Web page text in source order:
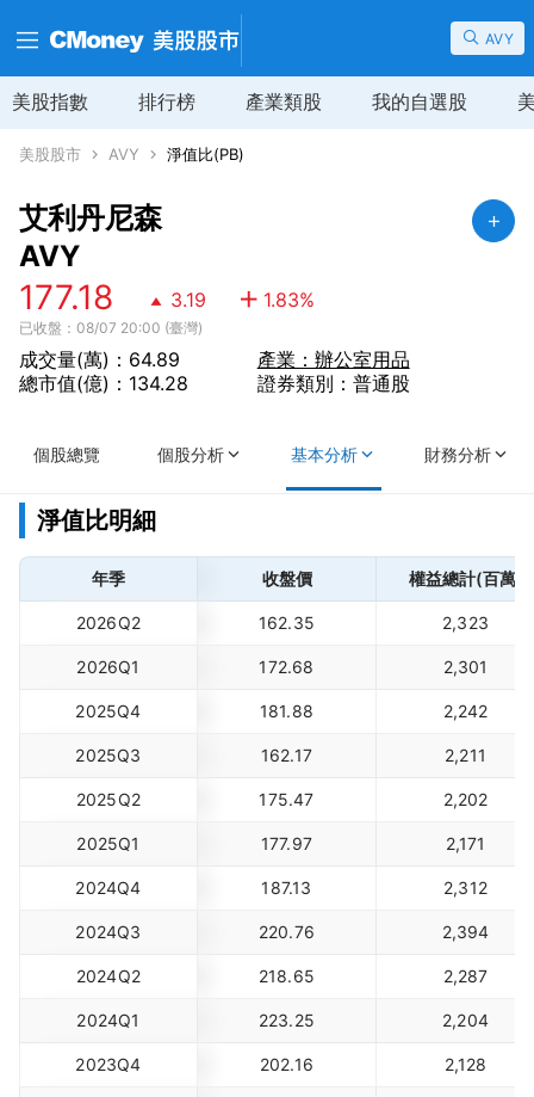
AVY
美股指數 排行榜 產業類股 我的自選股
美股股市 AVY 淨值比(PB)
艾利丹尼森
AVY
177.18 3.19 1.83%
已收盤：08/07 20:00 (臺灣)
成交量(萬)：64.89
總市值(億)：134.28
產業：辦公室用品
證券類別：普通股
個股總覽 個股分析 基本分析 財務分析
淨值比明細
年季 收盤價 權益總計(百萬)
2026Q2 162.35 2,323
2026Q1 172.68 2,301
2025Q4 181.88 2,242
2025Q3 162.17 2,211
2025Q2 175.47 2,202
2025Q1 177.97 2,171
2024Q4 187.13 2,312
2024Q3 220.76 2,394
2024Q2 218.65 2,287
2024Q1 223.25 2,204
2023Q4 202.16 2,128